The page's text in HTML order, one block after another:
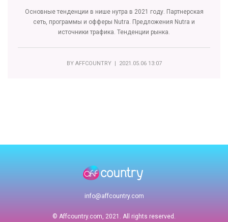
Основные тенденции в нише нутра в 2021 году. Партнерская
сеть, программы и офферы Nutra. Предложения Nutra и
источники трафика. Тенденции рынка.
BY AFFCOUNTRY| 2021.05.06 13:07
info@affcountry.com
© Affcountry.com, 2021. All rights reserved.